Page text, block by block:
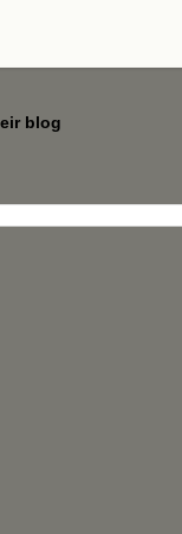
blog